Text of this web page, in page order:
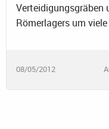
Verteidigungsgräben
Römerlagers um
08/05/2012